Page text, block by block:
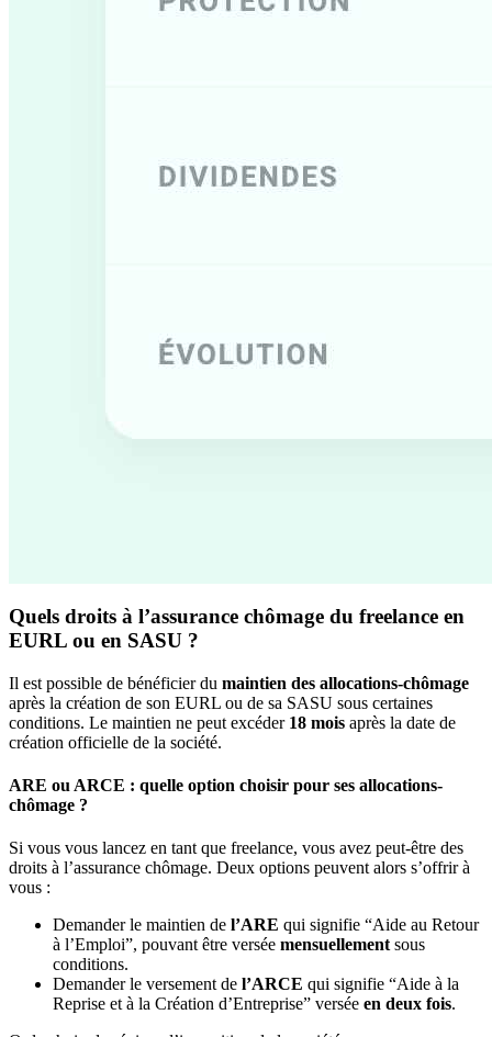
Quels droits à l’assurance chômage du freelance en
EURL ou en SASU ?
Il est possible de bénéficier du maintien des allocations-chômage
après la création de son EURL ou de sa SASU sous certaines
conditions. Le maintien ne peut excéder 18 mois après la date de
création officielle de la société.
ARE ou ARCE : quelle option choisir pour ses allocations-
chômage ?
Si vous vous lancez en tant que freelance, vous avez peut-être des
droits à l’assurance chômage. Deux options peuvent alors s’offrir à
vous :
Demander le maintien de l’ARE qui signifie “Aide au Retour
à l’Emploi”, pouvant être versée mensuellement sous
conditions.
Demander le versement de l’ARCE qui signifie “Aide à la
Reprise et à la Création d’Entreprise” versée en deux fois.